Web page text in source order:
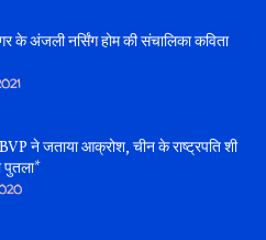
के अंजली नर्सिंग होम की संचालिका कविता
ने जताया आक्रोश, चीन के राष्ट्रपति शी
पुतला*